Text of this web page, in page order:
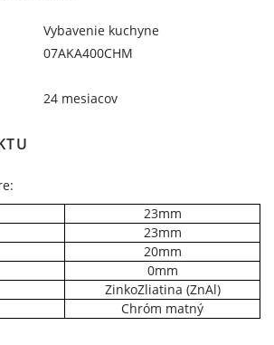
Vybavenie kuchyne
07AKA400CHM
24 mesiacov
23mm
23mm
20mm
0mm
ZinkoZliatina (ZnAl)
Chróm matný